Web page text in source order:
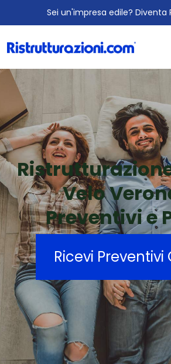
Sei un'impresa edile? Diventa
Velo
Preventivi e
Ricevi Preventivi